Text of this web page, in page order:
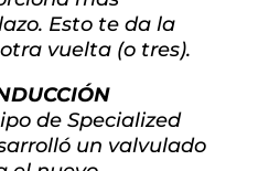
Esto te da la
vuelta (o tres).
de Specialized
un valvulado